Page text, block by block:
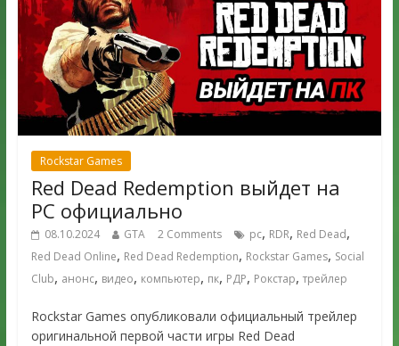
Rockstar Games
Red Dead Redemption выйдет на
PC официально
08.10.2024 GTA 2 Comments pc, RDR, Red Dead,
Red Dead Online, Red Dead Redemption, Rockstar Games, Social
Club, анонс, видео, компьютер, пк, РДР, Рокстар, трейлер
Rockstar Games опубликовали официальный трейлер
оригинальной первой части игры Red Dead